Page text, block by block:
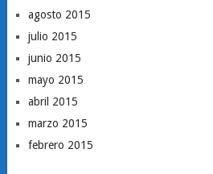
agosto 2015
julio 2015
junio 2015
mayo 2015
abril 2015
marzo 2015
febrero 2015